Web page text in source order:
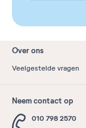
Over ons
Veelgestelde vragen
Neem contact op
010 798 2570